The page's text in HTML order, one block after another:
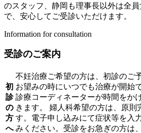
のスタッフ、静岡も理事長以外は全
で、安心してご受診いただけます。
Information for consultation
受診のご案内
初
診
の
方
へ
不妊治療ご希望の方は、初診のご
お望みの時にいつでも治療が開始
診療コーディネーターが時間をか
きます。 婦人科希望の方は、原則
す。電子申し込みにて症状等を入
みください。受診をお急ぎの方は